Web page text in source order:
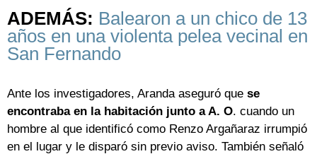
ADEMÁS: Balearon a un chico de 13
años en una violenta pelea vecinal en
San Fernando
Ante los investigadores, Aranda aseguró que se
encontraba en la habitación junto a A. O. cuando un
hombre al que identificó como Renzo Argañaraz irrumpió
en el lugar y le disparó sin previo aviso. También señaló